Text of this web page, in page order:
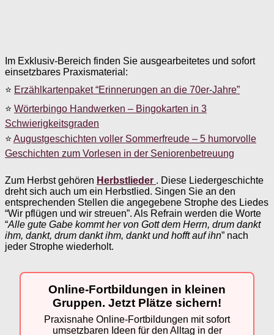
Im Exklusiv-Bereich finden Sie ausgearbeitetes und sofort
einsetzbares Praxismaterial:
⭐ Erzählkartenpaket “Erinnerungen an die 70er-Jahre”
⭐ Wörterbingo Handwerken – Bingokarten in 3
Schwierigkeitsgraden
⭐ Augustgeschichten voller Sommerfreude – 5 humorvolle
Geschichten zum Vorlesen in der Seniorenbetreuung
Zum Herbst gehören Herbstlieder . Diese Liedergeschichte
dreht sich auch um ein Herbstlied. Singen Sie an den
entsprechenden Stellen die angegebene Strophe des Liedes
“Wir pflügen und wir streuen”. Als Refrain werden die Worte
“Alle gute Gabe kommt her von Gott dem Herrn, drum dankt
ihm, dankt, drum dankt ihm, dankt und hofft auf ihn” nach
jeder Strophe wiederholt.
Online-Fortbildungen in kleinen
Gruppen. Jetzt Plätze sichern!
Praxisnahe Online-Fortbildungen mit sofort
umsetzbaren Ideen für den Alltag in der